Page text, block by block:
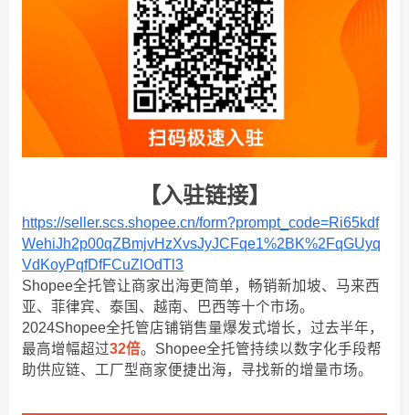
【入驻链接】
https://seller.scs.shopee.cn/form?prompt_code=Ri65kdf
WehiJh2p00qZBmjvHzXvsJyJCFqe1%2BK%2FqGUyq
VdKoyPqfDfFCuZlOdTl3
Shopee全托管让商家出海更简单，畅销新加坡、马来西
亚、菲律宾、泰国、越南、巴西等十个市场。
2024Shopee全托管店铺销售量爆发式增长，过去半年，
最高增幅超过32倍。Shopee全托管持续以数字化手段帮
助供应链、工厂型商家便捷出海，寻找新的增量市场。